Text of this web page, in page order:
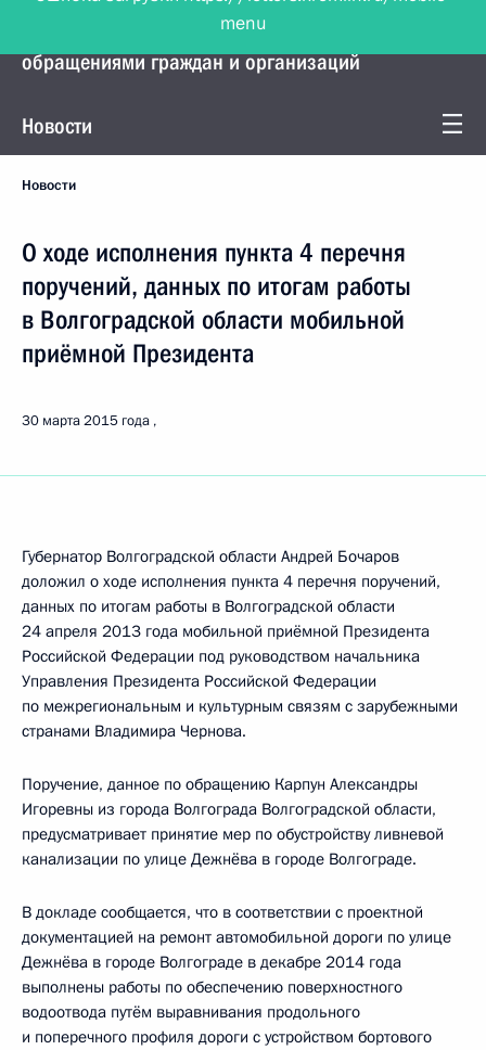
Управление Президента по работе с
обращениями граждан и организаций
Новости
Новости
О ходе исполнения пункта 4 перечня
поручений, данных по итогам работы
в Волгоградской области мобильной
приёмной Президента
30 марта 2015 года
Губернатор Волгоградской области Андрей Бочаров
доложил о ходе исполнения пункта 4 перечня поручений,
данных по итогам работы в Волгоградской области
24 апреля 2013 года мобильной приёмной Президента
Российской Федерации под руководством начальника
Управления Президента Российской Федерации
по межрегиональным и культурным связям с зарубежными
странами Владимира Чернова.
Поручение, данное по обращению Карпун Александры
Игоревны из города Волгограда Волгоградской области,
предусматривает принятие мер по обустройству ливневой
канализации по улице Дежнёва в городе Волгограде.
В докладе сообщается, что в соответствии с проектной
документацией на ремонт автомобильной дороги по улице
Дежнёва в городе Волгограде в декабре 2014 года
выполнены работы по обеспечению поверхностного
водоотвода путём выравнивания продольного
и поперечного профиля дороги с устройством бортового
menu